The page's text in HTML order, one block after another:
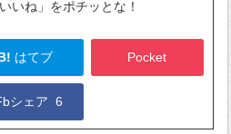
いね」をポチッとな！
はてブ Pocket
シェア6